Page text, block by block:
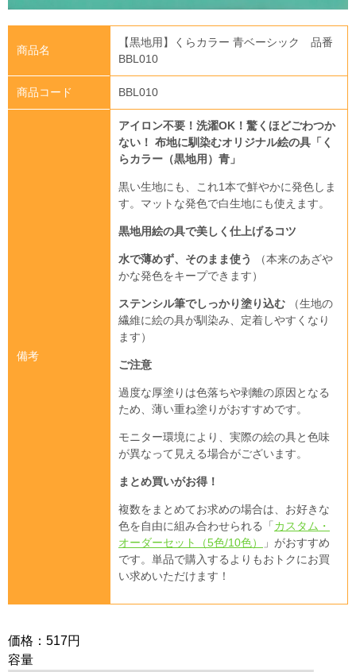
商品名
【黒地用】くらカラー 青ベーシック 品番
BBL010
商品コード BBL010
備考
アイロン不要！洗濯OK！驚くほどごわつか
ない！ 布地に馴染むオリジナル絵の具「く
らカラー（黒地用）青」
黒い生地にも、これ1本で鮮やかに発色しま
す。マットな発色で白生地にも使えます。
黒地用絵の具で美しく仕上げるコツ
水で薄めず、そのまま使う
（本来のあざや
かな発色をキープできます）
ステンシル筆でしっかり塗り込む （生地の
繊維に絵の具が馴染み、定着しやすくなり
ます）
ご注意
過度な厚塗りは色落ちや剥離の原因となる
ため、薄い重ね塗りがおすすめです。
モニター環境により、実際の絵の具と色味
が異なって見える場合がございます。
まとめ買いがお得！
複数をまとめてお求めの場合は、お好きな
色を自由に組み合わせられる「 カスタム・
オーダーセット（5色/10色）
」がおすすめ
です。単品で購入するよりもおトクにお買
い求めいただけます！
価格：517円
容量